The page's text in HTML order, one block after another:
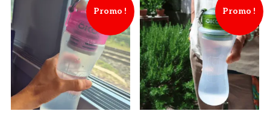
Promo ! Promo !